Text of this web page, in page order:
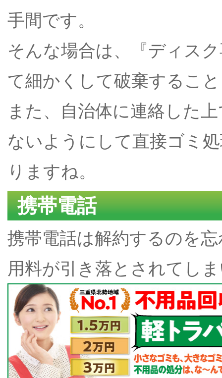
手間です。
そんな場合は、『ディス
て細かくして破棄するこ
また、自治体に連絡した
ないようにして直接ゴミ
りますね。
携帯電話
携帯電話は解約するのを
用料が引き落とされてし